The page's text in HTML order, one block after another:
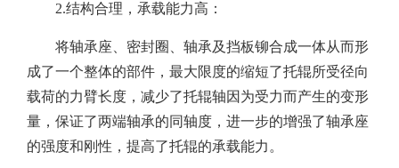
2.结构合理，承载能力高：
将轴承座、密封圈、轴承及挡板铆合成一体从而形
成了一个整体的部件，最大限度的缩短了托辊所受径向
载荷的力臂长度，减少了托辊轴因为受力而产生的变形
量，保证了两端轴承的同轴度，进一步的增强了轴承座
的强度和刚性，提高了托辊的承载能力。